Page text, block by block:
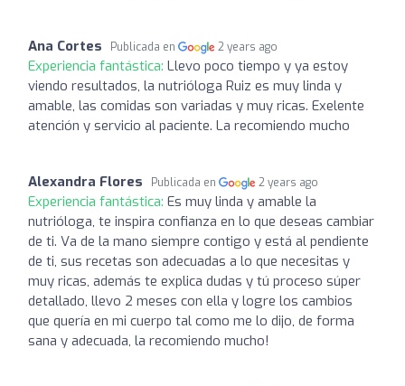
Ana Cortes Publicada en 2 years ago
Experiencia fantástica: Llevo poco tiempo y ya estoy
viendo resultados, la nutrióloga Ruiz es muy linda y
amable, las comidas son variadas y muy ricas. Exelente
atención y servicio al paciente. La recomiendo mucho
Alexandra Flores Publicada en 2 years ago
Experiencia fantástica: Es muy linda y amable la
nutrióloga, te inspira confianza en lo que deseas cambiar
de ti. Va de la mano siempre contigo y está al pendiente
de ti, sus recetas son adecuadas a lo que necesitas y
muy ricas, además te explica dudas y tú proceso súper
detallado, llevo 2 meses con ella y logre los cambios
que quería en mi cuerpo tal como me lo dijo, de forma
sana y adecuada, la recomiendo mucho!